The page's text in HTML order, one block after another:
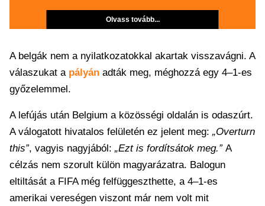
Olvass tovább...
A belgák nem a nyilatkozatokkal akartak visszavágni. A
válaszukat a pályán adták meg, méghozzá egy 4–1-es
győzelemmel.
A lefújás után Belgium a közösségi oldalán is odaszúrt.
A válogatott hivatalos felületén ez jelent meg: „Overturn
this”, vagyis nagyjából: „Ezt is fordítsátok meg.” A
célzás nem szorult külön magyarázatra. Balogun
eltiltását a FIFA még felfüggeszthette, a 4–1-es
amerikai vereségen viszont már nem volt mit